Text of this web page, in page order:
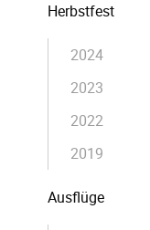
Herbstfest
2024
2023
2022
2019
Ausflüge